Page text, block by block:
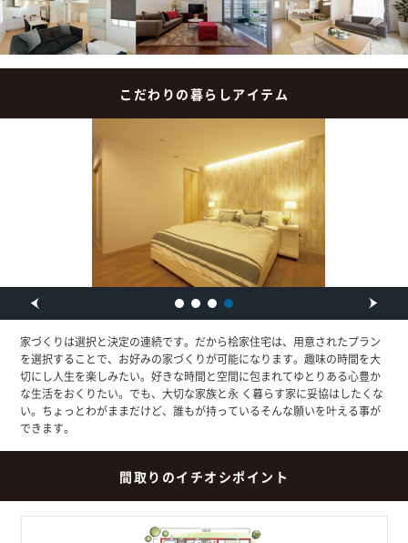
こだわりの暮らしアイテム
家づくりは選択と決定の連続です。だから桧家住宅は、用意されたプラン
を選択することで、お好みの家づくりが可能になります。趣味の時間を大
切にし人生を楽しみたい。好きな時間と空間に包まれてゆとりある心豊か
な生活をおくりたい。でも、大切な家族と永 く暮らす家に妥協はしたくな
い。ちょっとわがままだけど、誰もが持っているそんな願いを叶える事が
できます。
間取りのイチオシポイント